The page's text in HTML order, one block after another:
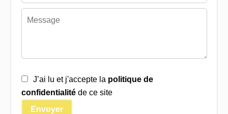
J’ai lu et j'accepte la politique de
confidentialitéde ce site
Envoyer